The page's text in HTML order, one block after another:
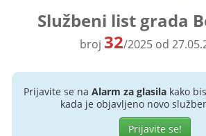
Službeni list grada
broj 32/2025 od
Prijavite se na Alarm za glasilakako
kada je objavljeno novo
Prijavite se!